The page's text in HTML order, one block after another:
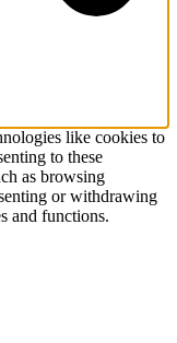
like cookies to
to these
as browsing
or withdrawing
and functions.